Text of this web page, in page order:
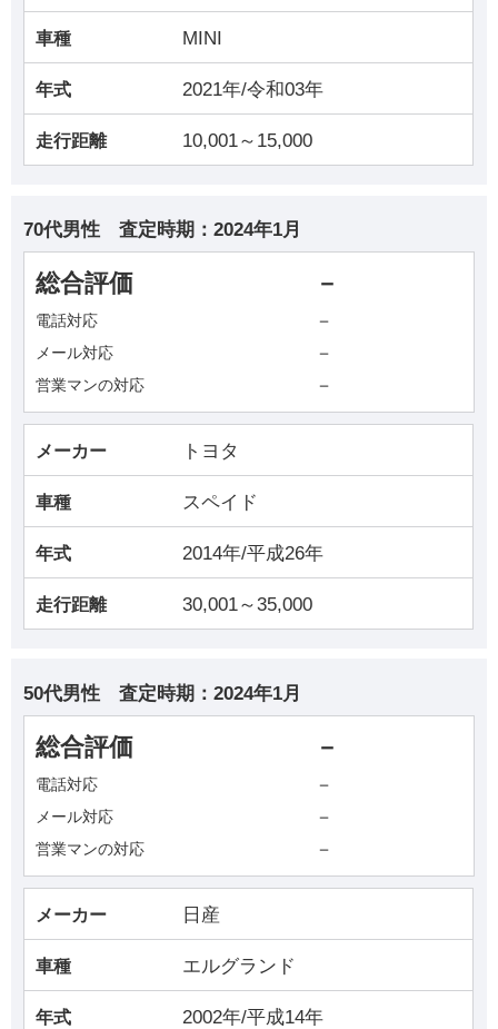
車種 MINI
年式 2021年/令和03年
走行距離 10,001～15,000
70代男性 査定時期： 2024年1月
総合評価 －
電話対応 －
メール対応 －
営業マンの対応 －
メーカー トヨタ
車種 スペイド
年式 2014年/平成26年
走行距離 30,001～35,000
50代男性 査定時期： 2024年1月
総合評価 －
電話対応 －
メール対応 －
営業マンの対応 －
メーカー 日産
車種 エルグランド
年式 2002年/平成14年